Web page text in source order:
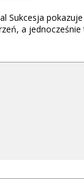
Sukcesja
a